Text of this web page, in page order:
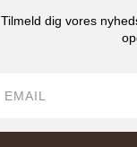
Tilmeld dig vores